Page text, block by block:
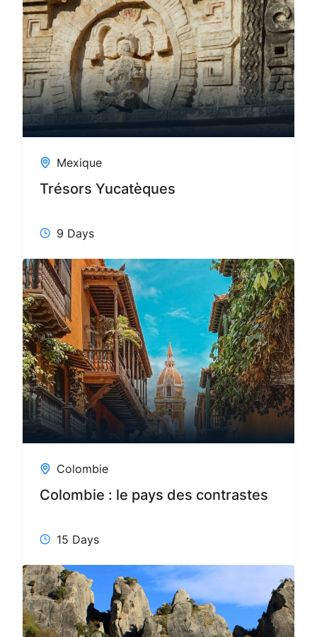
Mexique
Trésors Yucatèques
9 Days
Colombie
Colombie : le pays des contrastes
15 Days